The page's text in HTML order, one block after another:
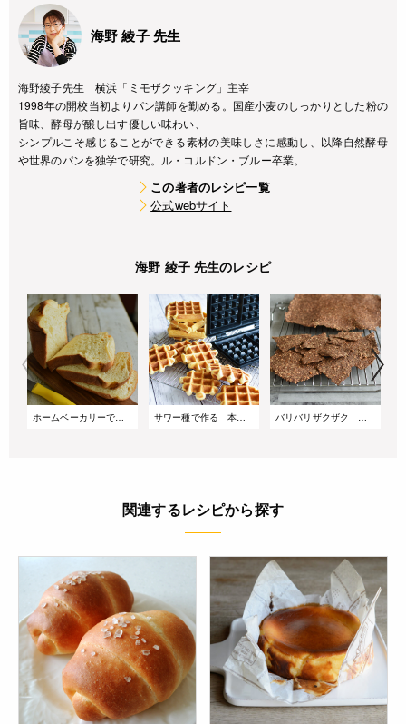
海野 綾子 先生
海野綾子先生 横浜「ミモザクッキング」主宰
1998年の開校当初よりパン講師を勤める。国産小麦のしっかりとした粉の
旨味、酵母が醸し出す優しい味わい、
シンプルこそ感じることができる素材の美味しさに感動し、以降自然酵母
や世界のパンを独学で研究。ル・コルドン・ブルー卒業。
この著者のレシピ一覧
公式webサイト
海野 綾子 先生のレシピ
ホームベーカリーで作る!ふんわりやわらか生食パン風ブリオッシュ食パン サワー種で作る 本格ベルギーワッフル バリバリザクザク クリスピー食感 やみつきクネッケブロート
関連するレシピから探す